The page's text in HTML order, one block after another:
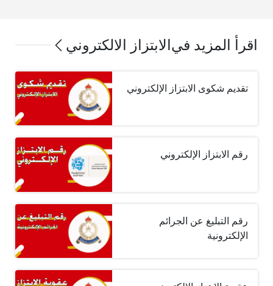
اقرأ المزيد في الابتزاز الالكتروني
تقديم شكوى الابتزاز الإلكتروني
رقم الابتزاز الإلكتروني
رقم التبليغ عن الجرائم
الإلكترونية